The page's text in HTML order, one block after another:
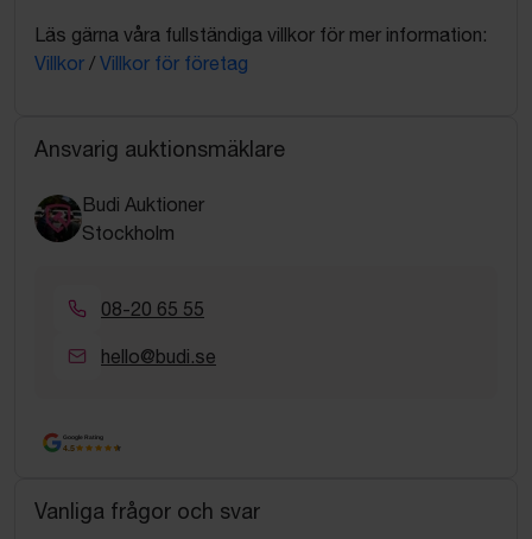
Läs gärna våra fullständiga villkor för mer information:
Villkor / Villkor för företag
Ansvarig auktionsmäklare
Budi Auktioner
Stockholm
08-20 65 55
hello@budi.se
Google Rating
4.5
Vanliga frågor och svar